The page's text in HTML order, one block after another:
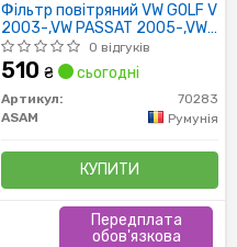
Фільтр повітряний VW GOLF V
2003-,VW PASSAT 2005-,VW
TOURAN 2003 (70283) Asam
0 відгуків
510 ₴ сьогодні
Артикул:
70283
ASAM
Румунія
КУПИТИ
Передплата
обов'язкова